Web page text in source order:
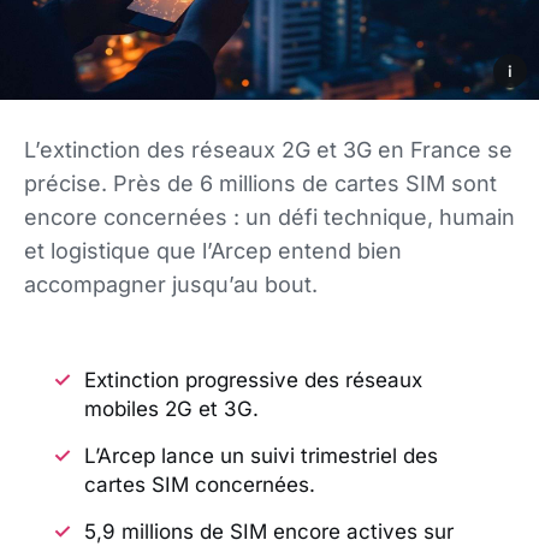
i
L’extinction des réseaux 2G et 3G en France se
précise. Près de 6 millions de cartes SIM sont
encore concernées : un défi technique, humain
et logistique que l’Arcep entend bien
accompagner jusqu’au bout.
Extinction progressive des réseaux
mobiles 2G et 3G.
L’Arcep lance un suivi trimestriel des
cartes SIM concernées.
5,9 millions de SIM encore actives sur